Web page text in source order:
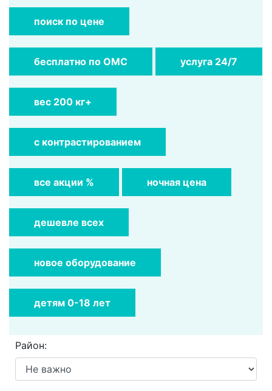
поиск по цене
бесплатно по ОМС услуга 24/7
вес 200 кг+
с контрастированием
все акции % ночная цена
дешевле всех
новое оборудование
детям 0-18 лет
Район: